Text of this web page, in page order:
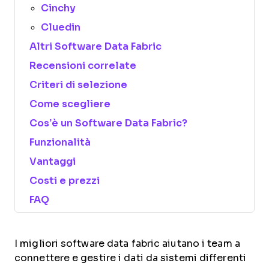
Cinchy
Cluedin
Altri Software Data Fabric
Recensioni correlate
Criteri di selezione
Come scegliere
Cos’è un Software Data Fabric?
Funzionalità
Vantaggi
Costi e prezzi
FAQ
I migliori software data fabric aiutano i team a
connettere e gestire i dati da sistemi differenti